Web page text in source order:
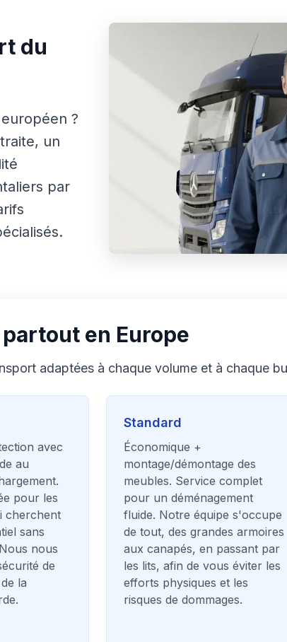
du
?
un
par
en Europe
adaptées à chaque volume et à chaque
avec
au
pour les
cherchent
sans
nous
de
la
Standard
Économique +
montage/démontage des
meubles. Service complet
pour un déménagement
fluide. Notre équipe s'occupe
de tout, des grandes armoires
aux canapés, en passant par
les lits, afin de vous éviter les
efforts physiques et les
risques de dommages.